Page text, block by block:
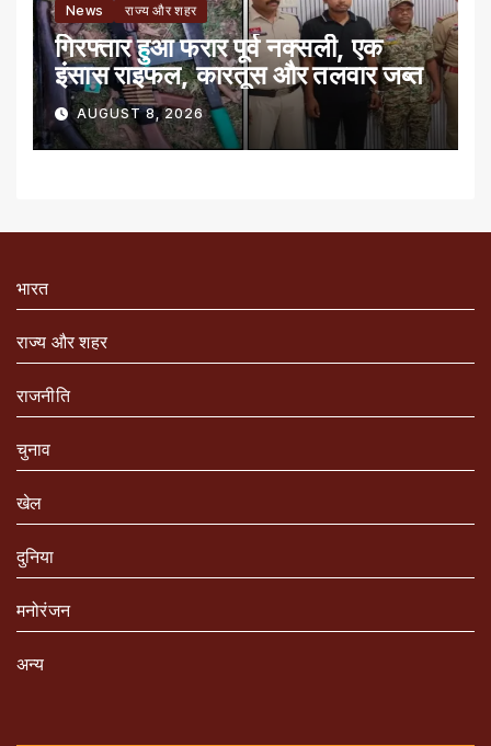
News राज्य और शहर
गिरफ्तार हुआ फरार पूर्व नक्सली, एक
इंसास राइफल, कारतूस और तलवार जब्त
AUGUST 8, 2026
भारत
राज्य और शहर
राजनीति
चुनाव
खेल
दुनिया
मनोरंजन
अन्य